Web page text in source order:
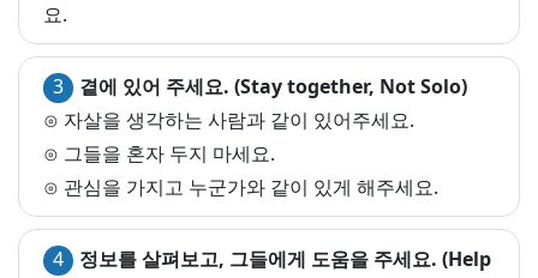
요.
3
곁에 있어 주세요. (Stay together, Not Solo)
⊙ 자살을 생각하는 사람과 같이 있어주세요.
⊙ 그들을 혼자 두지 마세요.
⊙ 관심을 가지고 누군가와 같이 있게 해주세요.
4
정보를 살펴보고, 그들에게 도움을 주세요. (Help